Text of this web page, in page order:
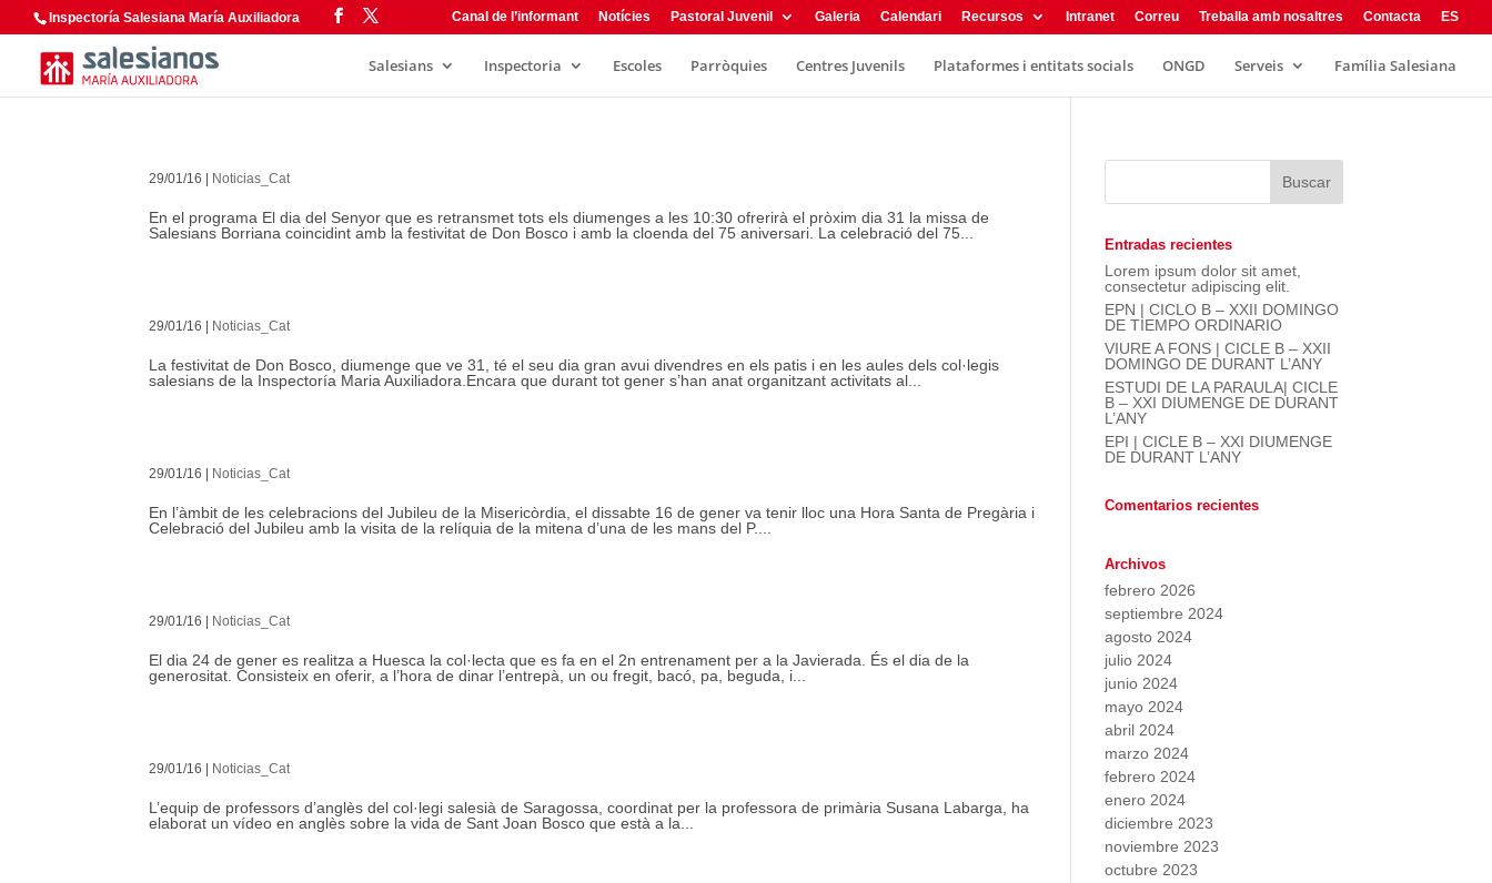
Inspectoría Salesiana María Auxiliadora Canal de l’informant Notícies Pastoral Juvenil Galeria Calendari Recursos Intranet Correu Treballa amb nosaltres Contacta ES
Salesians Inspectoria Escoles Parròquies Centres Juvenils Plataformes i entitats socials ONGD Serveis Família Salesiana
29/01/16 Noticias_Cat
En el programa El dia del Senyor que es retransmet tots els diumenges a les 10:30 ofrerirà el pròxim dia 31 la missa de
Salesians Borriana coincidint amb la festivitat de Don Bosco i amb la cloenda del 75 aniversari. La celebració del 75...
29/01/16 Noticias_Cat
La festivitat de Don Bosco, diumenge que ve 31, té el seu dia gran avui divendres en els patis i en les aules dels col·legis
salesians de la Inspectoría Maria Auxiliadora.Encara que durant tot gener s’han anat organitzant activitats al...
29/01/16 Noticias_Cat
En l’àmbit de les celebracions del Jubileu de la Misericòrdia, el dissabte 16 de gener va tenir lloc una Hora Santa de Pregària i
Celebració del Jubileu amb la visita de la relíquia de la mitena d’una de les mans del P....
29/01/16 Noticias_Cat
El dia 24 de gener es realitza a Huesca la col·lecta que es fa en el 2n entrenament per a la Javierada. És el dia de la
generositat. Consisteix en oferir, a l’hora de dinar l’entrepà, un ou fregit, bacó, pa, beguda, i...
29/01/16 Noticias_Cat
L’equip de professors d’anglès del col·legi salesià de Saragossa, coordinat per la professora de primària Susana Labarga, ha
elaborat un vídeo en anglès sobre la vida de Sant Joan Bosco que està a la...
Entradas recientes
Lorem ipsum dolor sit amet,
consectetur adipiscing elit.
EPN | CICLO B – XXII DOMINGO
DE TIEMPO ORDINARIO
VIURE A FONS | CICLE B – XXII
DOMINGO DE DURANT L’ANY
ESTUDI DE LA PARAULA| CICLE
B – XXI DIUMENGE DE DURANT
L’ANY
EPI | CICLE B – XXI DIUMENGE
DE DURANT L’ANY
Comentarios recientes
Archivos
febrero 2026
septiembre 2024
agosto 2024
julio 2024
junio 2024
mayo 2024
abril 2024
marzo 2024
febrero 2024
enero 2024
diciembre 2023
noviembre 2023
octubre 2023